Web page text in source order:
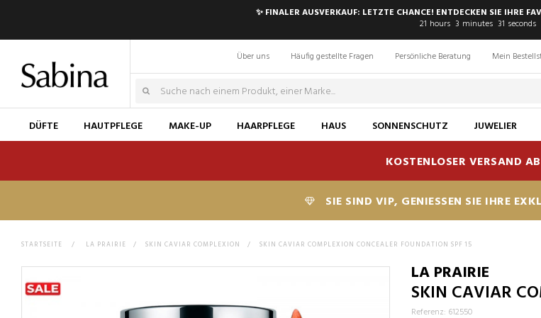
✨ FINALER AUSVERKAUF: LETZTE CHANCE! ENTDECKEN SIE IHRE
21 hours 3 minutes 30 seconds
Über uns Häufig gestellte Fragen Persönliche Beratung Mein
DÜFTE HAUTPFLEGE MAKE-UP HAARPFLEGE HAUS SONNENSCHUTZ JUWELIER
KOSTENLOSER VERSAND
SIE SIND VIP, GENIESSEN SIE IHRE
STARTSEITE > LA PRAIRIE > SKIN CAVIAR COMPLEXION > SKIN CAVIAR COMPLEXION CONCEALER FOUNDATION SPF 15
LA PRAIRIE
SKIN CAVIAR
Referenz: 612550